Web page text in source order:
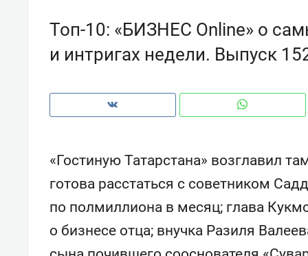
Топ-10: «БИЗНЕС Online» о
и интригах недели. Выпуск
«Гостиную Татарстана» возглавил
готова расстаться с советником
по полмиллиона в месяц; глава
о бизнесе отца; внучка Разиля
и бренд застройщика как
гарант качества: как
стать